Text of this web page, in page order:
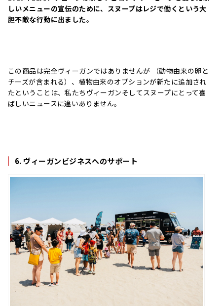
しいメニューの宣伝のために、スヌープはレジで働くという大
胆不敵な行動に出ました。
この商品は完全ヴィーガンではありませんが （動物由来の卵と
チーズが含まれる）、植物由来のオプションが新たに追加され
たということは、私たちヴィーガンそしてスヌープにとって喜
ばしいニュースに違いありません。
6. ヴィーガンビジネスへのサポート